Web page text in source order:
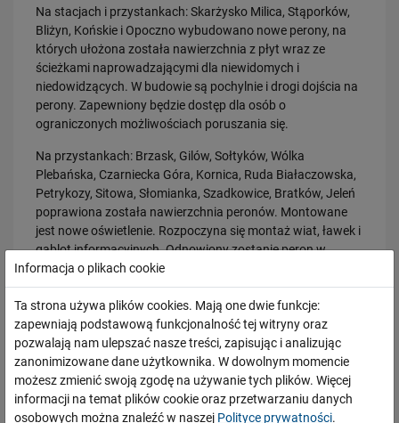
Na stacjach i przystankach: Skarżysko Milica, Stąporków,
Bliżyn, Końskie i Opoczno wybudowano nowe perony, na
których ułożona została nawierzchnia z płyt wraz ze
ścieżkami naprowadzającymi dla niewidomych i
niedowidzących. W budowie są pochylnie i drogi dojścia na
perony. Zapewniony będzie dostęp dla osób o
ograniczonych możliwościach poruszania się.
Na przystankach: Brzask, Gilów, Sołtyków, Wólka
Plebańska, Czarniecka Góra, Kornica, Ruda Białaczowska,
Petrykozy, Sitowa, Słomianka, Szadkowice, Bratków, Jeleń
poprawiona została nawierzchnia peronów. Montowane
jest nowe oświetlenie. Rozpoczyna się montaż wiat, ławek i
gablot informacyjnych. Odnowiony zostanie peron w
Wąsoczu Koneckim.
Nowe tory i przebudowane przejazdy
Są już nowe tory na stacjach Końskie i Stąporków.
Zapewniony będzie sprawny przejazd pociągów
pasażerskich i towarowych. Budowany jest tor przy nowym
peronie w Opocznie. Kierowcy korzystają z
przebudowanych przejazdów kolejowo-drogowych w
31.07.2026
Dobre zmiany dla mieszkańców Katowic. Gotowy jest ważny wiadukt
drogowy
PRZECZYTAJ
30.07.2026
Nowy wiadukt w Żorach otwarty. Bezpieczniejsze przejazdy,
sprawniejsza…
PRZECZYTAJ
Informacja o plikach cookie
Ta strona używa plików cookies. Mają one dwie funkcje:
zapewniają podstawową funkcjonalność tej witryny oraz
pozwalają nam ulepszać nasze treści, zapisując i analizując
zanonimizowane dane użytkownika. W dowolnym momencie
możesz zmienić swoją zgodę na używanie tych plików. Więcej
informacji na temat plików cookie oraz przetwarzaniu danych
osobowych można znaleźć w naszej Polityce prywatności.